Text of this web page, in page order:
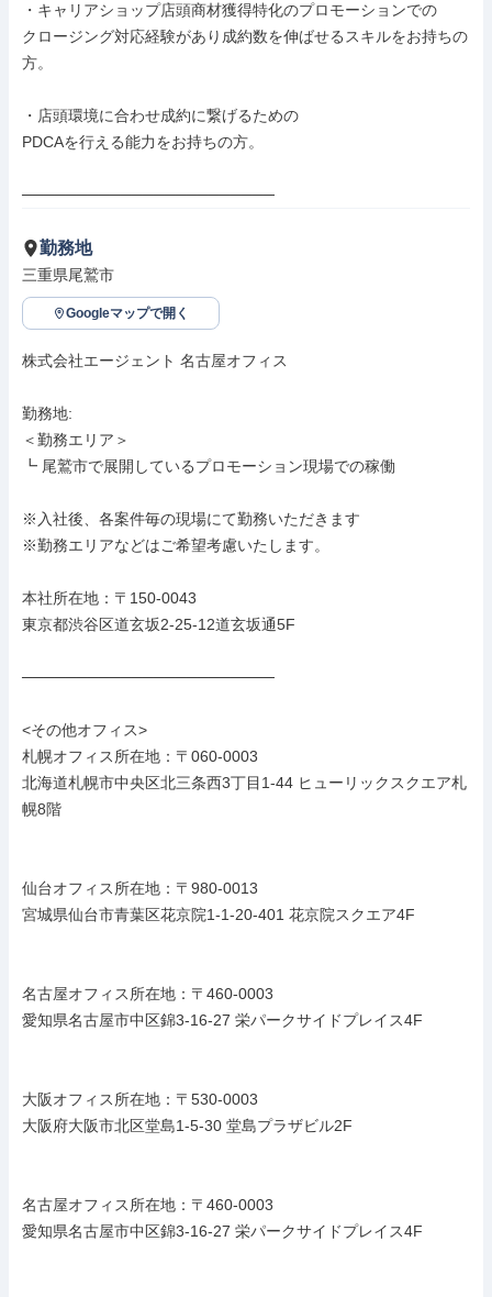
・キャリアショップ店頭商材獲得特化のプロモーションでの
クロージング対応経験があり成約数を伸ばせるスキルをお持ちの
方。
・店頭環境に合わせ成約に繋げるための
PDCAを行える能力をお持ちの方。
───────────────────────
勤務地
三重県尾鷲市
Googleマップで開く
株式会社エージェント 名古屋オフィス
勤務地:
＜勤務エリア＞
┗ 尾鷲市で展開しているプロモーション現場での稼働
※入社後、各案件毎の現場にて勤務いただきます
※勤務エリアなどはご希望考慮いたします。
本社所在地：〒150-0043
東京都渋谷区道玄坂2-25-12道玄坂通5F
───────────────────────
<その他オフィス>
札幌オフィス所在地：〒060-0003
北海道札幌市中央区北三条西3丁目1-44 ヒューリックスクエア札
幌8階
仙台オフィス所在地：〒980-0013
宮城県仙台市青葉区花京院1-1-20-401 花京院スクエア4F
名古屋オフィス所在地：〒460-0003
愛知県名古屋市中区錦3-16-27 栄パークサイドプレイス4F
大阪オフィス所在地：〒530-0003
大阪府大阪市北区堂島1-5-30 堂島プラザビル2F
名古屋オフィス所在地：〒460-0003
愛知県名古屋市中区錦3-16-27 栄パークサイドプレイス4F